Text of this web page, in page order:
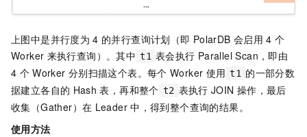
上图中是并行度为 4 的并行查询计划（即 PolarDB 会启用 4 个
Worker 来执行查询）。其中 t1 表会执行 Parallel Scan，即由
4 个 Worker 分别扫描这个表。每个 Worker 使用 t1 的一部分数
据建立各自的 Hash 表，再和整个 t2 表执行 JOIN 操作，最后
收集（Gather）在 Leader 中，得到整个查询的结果。
使用方法